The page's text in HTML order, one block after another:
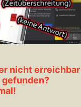
nicht erreichbar